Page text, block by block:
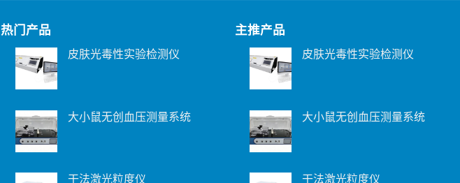
热门产品
皮肤光毒性实验检测仪
大小鼠无创血压测量系统
干法激光粒度仪
主推产品
皮肤光毒性实验检测仪
大小鼠无创血压测量系统
干法激光粒度仪